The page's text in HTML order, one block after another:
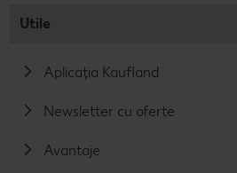
Utile
Aplicația Kaufland
Newsletter cu oferte
Avantaje